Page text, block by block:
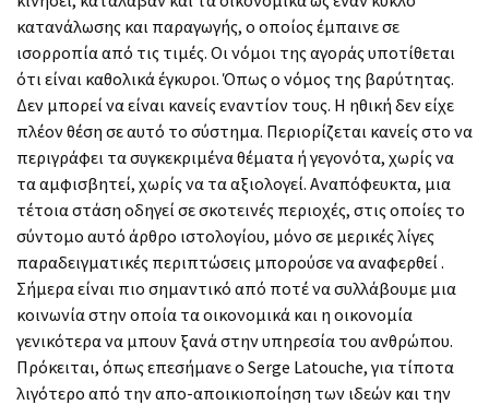
κατανάλωσης και παραγωγής, ο οποίος έμπαινε σε
ισορροπία από τις τιμές. Οι νόμοι της αγοράς υποτίθεται
ότι είναι καθολικά έγκυροι. Όπως ο νόμος της βαρύτητας.
Δεν μπορεί να είναι κανείς εναντίον τους. Η ηθική δεν είχε
πλέον θέση σε αυτό το σύστημα. Περιορίζεται κανείς στο να
περιγράφει τα συγκεκριμένα θέματα ή γεγονότα, χωρίς να
τα αμφισβητεί, χωρίς να τα αξιολογεί. Αναπόφευκτα, μια
τέτοια στάση οδηγεί σε σκοτεινές περιοχές, στις οποίες το
σύντομο αυτό άρθρο ιστολογίου, μόνο σε μερικές λίγες
παραδειγματικές περιπτώσεις μπορούσε να αναφερθεί .
Σήμερα είναι πιο σημαντικό από ποτέ να συλλάβουμε μια
κοινωνία στην οποία τα οικονομικά και η οικονομία
γενικότερα να μπουν ξανά στην υπηρεσία του ανθρώπου.
Πρόκειται, όπως επεσήμανε ο Serge Latouche, για τίποτα
λιγότερο από την απο-αποικιοποίηση των ιδεών και την